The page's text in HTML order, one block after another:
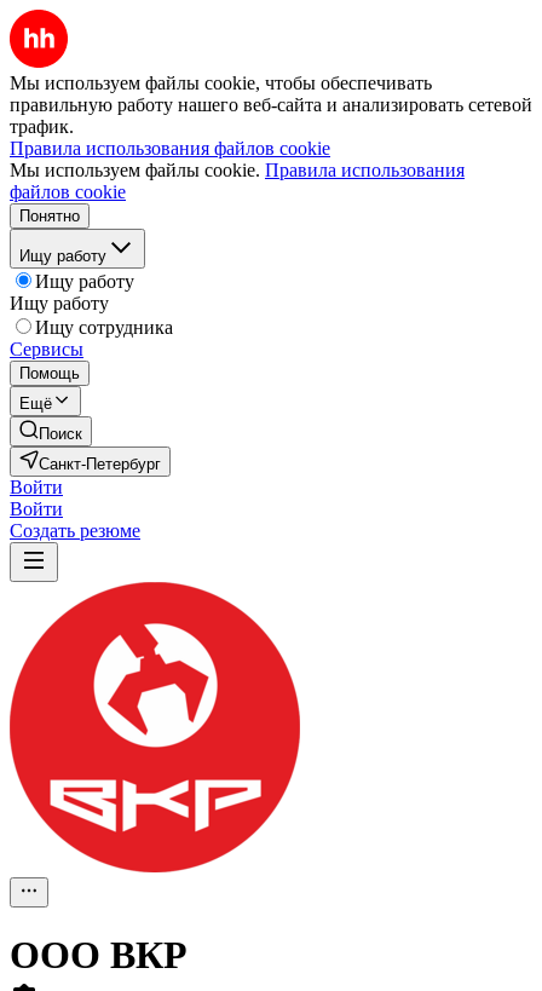
Мы используем файлы cookie, чтобы обеспечивать
правильную работу нашего веб-сайта и анализировать сетевой
трафик.
Правила использования файлов cookie
Мы используем файлы cookie. Правила использования
файлов cookie
Понятно
Ищу работу
Ищу работу
Ищу работу
Ищу сотрудника
Сервисы
Помощь
Ещё
Поиск
Санкт-Петербург
Войти
Войти
Создать резюме
ООО ВКР